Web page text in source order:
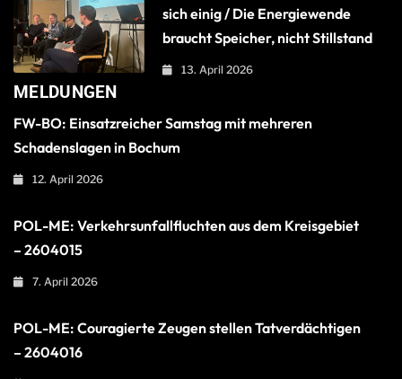
sich einig / Die Energiewende
braucht Speicher, nicht Stillstand
13. April 2026
MELDUNGEN
FW-BO: Einsatzreicher Samstag mit mehreren
Schadenslagen in Bochum
12. April 2026
POL-ME: Verkehrsunfallfluchten aus dem Kreisgebiet
– 2604015
7. April 2026
POL-ME: Couragierte Zeugen stellen Tatverdächtigen
– 2604016